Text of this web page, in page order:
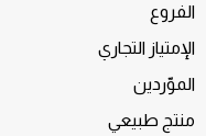
الفروع
الإمتياز التجاري
الموّردين
منتج طبيعي